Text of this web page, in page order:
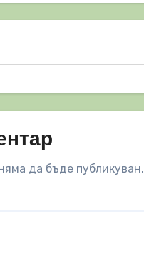
да бъде публикуван.